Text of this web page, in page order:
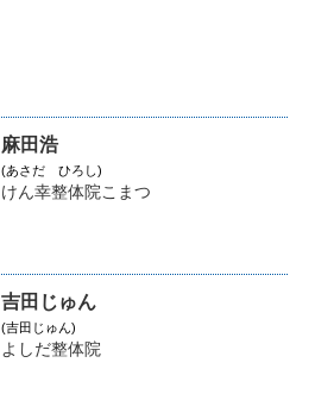
麻田浩
(あさだ ひろし)
けん幸整体院こまつ
吉田じゅん
(吉田じゅん)
よしだ整体院